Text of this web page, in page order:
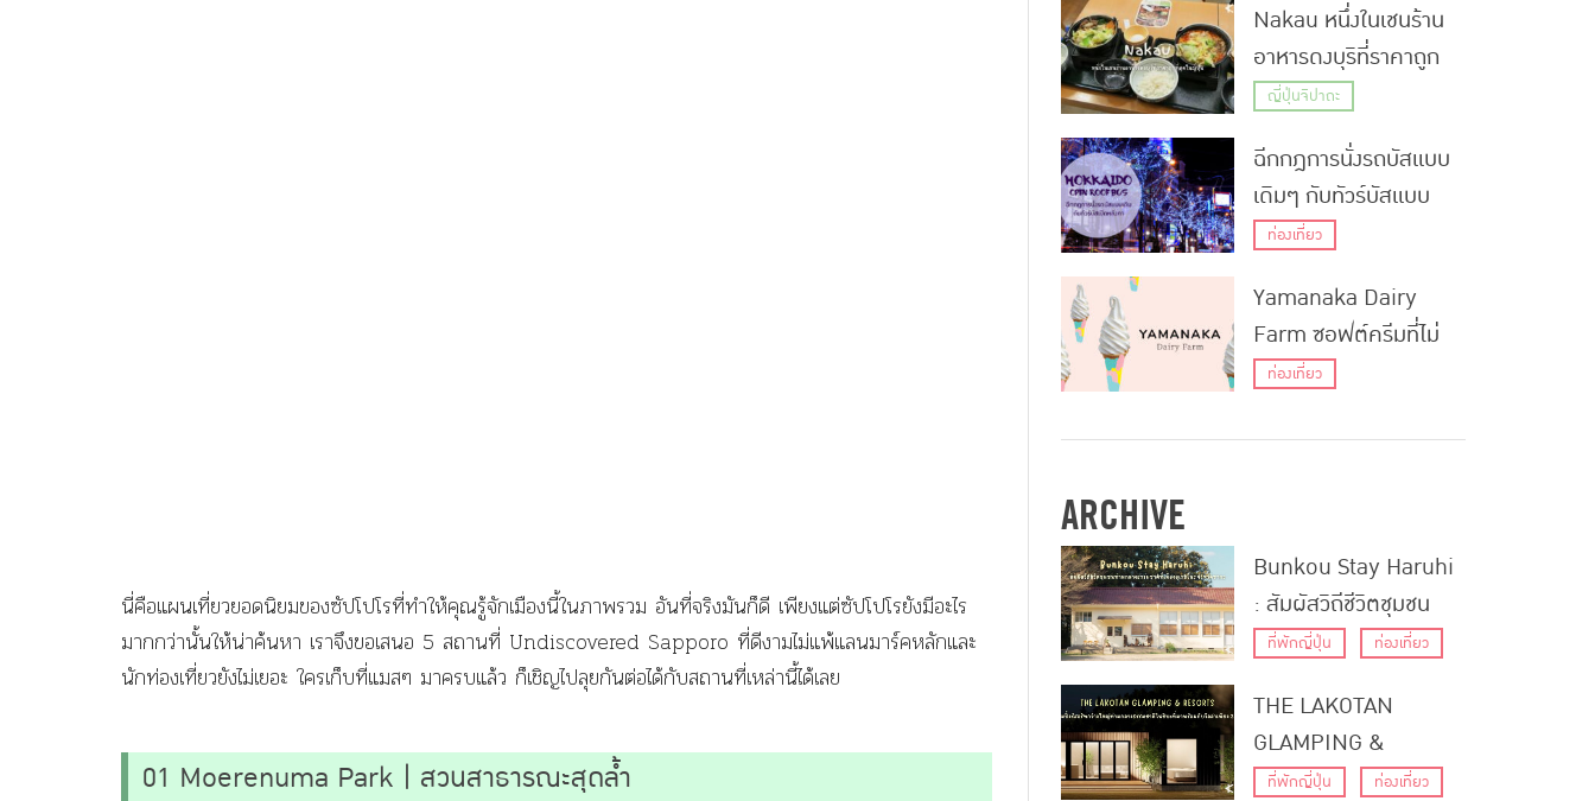
นี่คือแผนเที่ยวยอดนิยมของซัปโปโรที่ทำให้คุณรู้จักเมืองนี้ในภาพรวม อันที่จริงมันก็ดี เพียงแต่ซัปโปโรยังมีอะไร
มากกว่านั้นให้น่าค้นหา เราจึงขอเสนอ 5 สถานที่ Undiscovered Sapporo ที่ดีงามไม่แพ้แลนมาร์คหลักและ
นักท่องเที่ยวยังไม่เยอะ ใครเก็บที่แมสๆ มาครบแล้ว ก็เชิญไปลุยกันต่อได้กับสถานที่เหล่านี้ได้เลย
01 Moerenuma Park | สวนสาธารณะสุดล้ำ
พร้อมบ่อออนเซ็นขนาด
ใหญ่และวิวภูเขาฮาโกดา
เตะ
Nakau หนึ่งในเชนร้าน
อาหารดงบุริที่ราคาถูก
ที่สุดในญี่ปุ่น
ญี่ปุ่นจิปาถะ
ฉีกกฎการนั่งรถบัสแบบ
เดิมๆ กับทัวร์บัสแบบ
เปิดหลังคาที่ฮอกไกโด!
ท่องเที่ยว
Yamanaka Dairy
Farm ซอฟต์ครีมที่ไม่
ควรพลาดในฮอกไกโด!
ท่องเที่ยว
ARCHIVE
Bunkou Stay Haruhi
: สัมผัสวิถีชีวิตชุมชน
ท่ามกลางธรรมชาติที่เมือ
ที่พักญี่ปุ่น ท่องเที่ยว
THE LAKOTAN
GLAMPING &
RESORTS : แกลมปิ้ง
ที่พักญี่ปุ่น ท่องเที่ยว